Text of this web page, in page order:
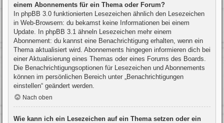
einem Abonnements für ein Thema oder Forum?
In phpBB 3.0 funktionierten Lesezeichen ähnlich den Lesezeichen
in Web-Browsern: du bekamst keine Informationen bei einem
Update. In phpBB 3.1 ähneln Lesezeichen mehr einem
Abonnement: du kannst eine Benachrichtigung erhalten, wenn ein
Thema aktualisiert wird. Abonnements hingegen informieren dich bei
einer Aktualisierung eines Themas oder eines Forums des Boards.
Die Benachrichtigungsoptionen für Lesezeichen und Abonnements
können im persönlichen Bereich unter „Benachrichtigungen
einstellen“ geändert werden.
Nach oben
Wie kann ich ein Lesezeichen auf ein Thema setzen oder ein